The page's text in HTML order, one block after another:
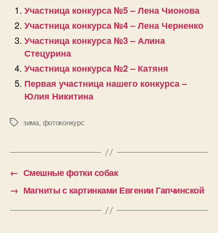
Участница конкурса №5 – Лена Чионова
Участница конкурса №4 – Лена Черненко
Участница конкурса №3 – Алина
Стецурина
Участница конкурса №2 – Катяня
Первая участница нашего конкурса –
Юлия Никитина
Позначки
зима, фотоконкурс
← Смешные фотки собак
→ Магниты с картинками Евгении Гапчинской